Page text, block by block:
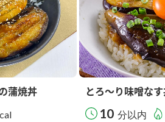
蒲焼丼 とろ～り味噌な
10 分以内